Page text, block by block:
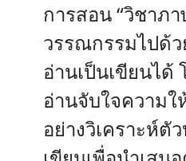
การสอน “วิชาภ
วรรณกรรมไปด้ว
อ่านเป็นเขียนได้
อ่านจับใจความใ
อย่างวิเคราะห์ตั